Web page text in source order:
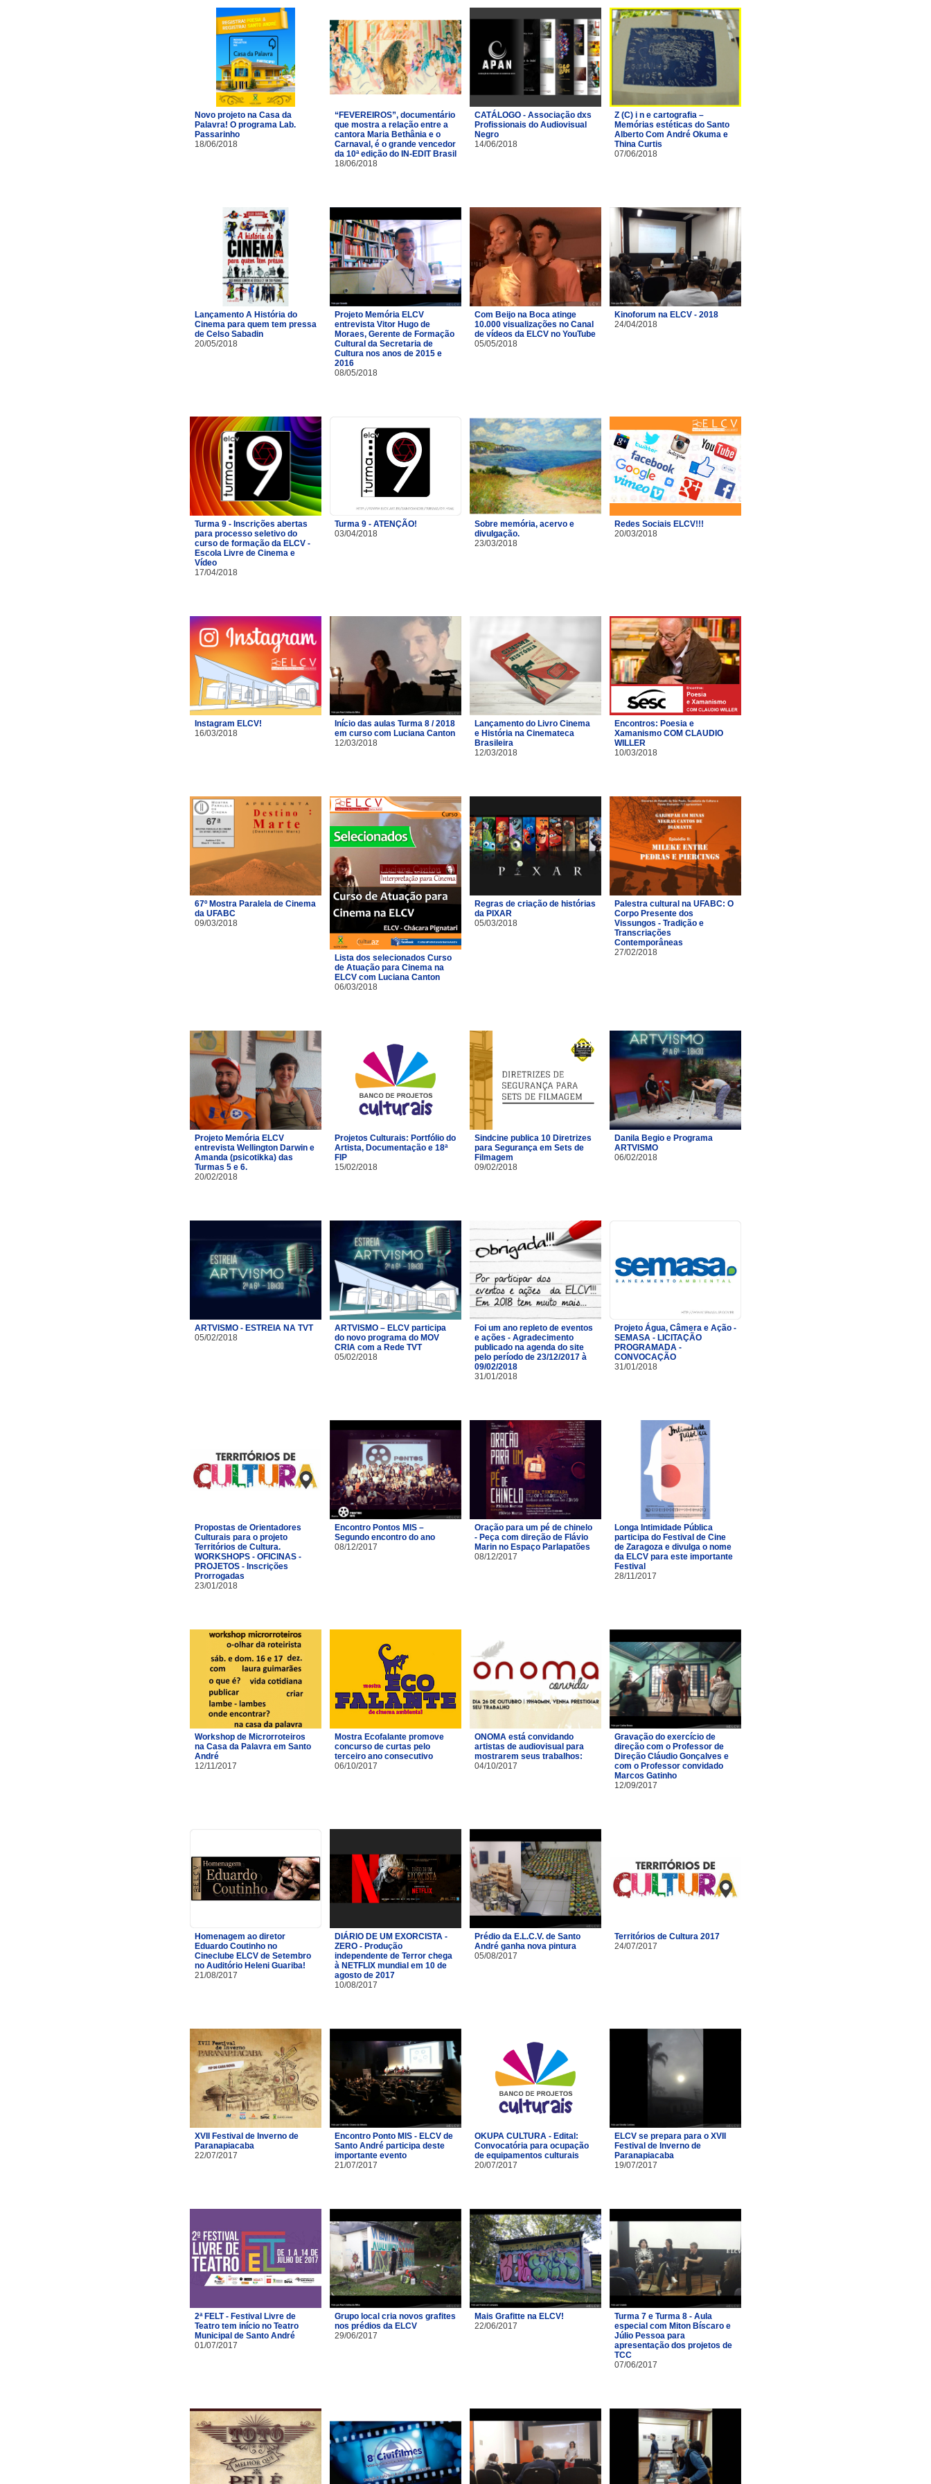
Novo projeto na Casa da
Palavra! O programa Lab.
Passarinho
18/06/2018
“FEVEREIROS”, documentário
que mostra a relação entre a
cantora Maria Bethânia e o
Carnaval, é o grande vencedor
da 10ª edição do IN-EDIT Brasil
18/06/2018
CATÁLOGO - Associação dxs
Profissionais do Audiovisual
Negro
14/06/2018
Z (C) i n e cartografia –
Memórias estéticas do Santo
Alberto Com André Okuma e
Thina Curtis
07/06/2018
Lançamento A História do
Cinema para quem tem pressa
de Celso Sabadin
20/05/2018
Projeto Memória ELCV
entrevista Vitor Hugo de
Moraes, Gerente de Formação
Cultural da Secretaria de
Cultura nos anos de 2015 e
2016
08/05/2018
Com Beijo na Boca atinge
10.000 visualizações no Canal
de vídeos da ELCV no YouTube
05/05/2018
Kinoforum na ELCV - 2018
24/04/2018
Turma 9 - Inscrições abertas
para processo seletivo do
curso de formação da ELCV -
Escola Livre de Cinema e
Vídeo
17/04/2018
Turma 9 - ATENÇÃO!
03/04/2018
Sobre memória, acervo e
divulgação.
23/03/2018
Redes Sociais ELCV!!!
20/03/2018
Instagram ELCV!
16/03/2018
Início das aulas Turma 8 / 2018
em curso com Luciana Canton
12/03/2018
Lançamento do Livro Cinema
e História na Cinemateca
Brasileira
12/03/2018
Encontros: Poesia e
Xamanismo COM CLAUDIO
WILLER
10/03/2018
67º Mostra Paralela de Cinema
da UFABC
09/03/2018
Lista dos selecionados Curso
de Atuação para Cinema na
ELCV com Luciana Canton
06/03/2018
Regras de criação de histórias
da PIXAR
05/03/2018
Palestra cultural na UFABC: O
Corpo Presente dos
Vissungos - Tradição e
Transcriações
Contemporâneas
27/02/2018
Projeto Memória ELCV
entrevista Wellington Darwin e
Amanda (psicotikka) das
Turmas 5 e 6.
20/02/2018
Projetos Culturais: Portfólio do
Artista, Documentação e 18ª
FIP
15/02/2018
Sindcine publica 10 Diretrizes
para Segurança em Sets de
Filmagem
09/02/2018
Danila Begio e Programa
ARTVISMO
06/02/2018
ARTVISMO - ESTREIA NA TVT
05/02/2018
ARTVISMO – ELCV participa
do novo programa do MOV
CRIA com a Rede TVT
05/02/2018
Foi um ano repleto de eventos
e ações - Agradecimento
publicado na agenda do site
pelo período de 23/12/2017 à
09/02/2018
31/01/2018
Projeto Água, Câmera e Ação -
SEMASA - LICITAÇÃO
PROGRAMADA -
CONVOCAÇÃO
31/01/2018
Propostas de Orientadores
Culturais para o projeto
Territórios de Cultura.
WORKSHOPS - OFICINAS -
PROJETOS - Inscrições
Prorrogadas
23/01/2018
Encontro Pontos MIS –
Segundo encontro do ano
08/12/2017
Oração para um pé de chinelo
- Peça com direção de Flávio
Marin no Espaço Parlapatões
08/12/2017
Longa Intimidade Pública
participa do Festival de Cine
de Zaragoza e divulga o nome
da ELCV para este importante
Festival
28/11/2017
Workshop de Microrroteiros
na Casa da Palavra em Santo
André
12/11/2017
Mostra Ecofalante promove
concurso de curtas pelo
terceiro ano consecutivo
06/10/2017
ONOMA está convidando
artistas de audiovisual para
mostrarem seus trabalhos:
04/10/2017
Gravação do exercício de
direção com o Professor de
Direção Cláudio Gonçalves e
com o Professor convidado
Marcos Gatinho
12/09/2017
Homenagem ao diretor
Eduardo Coutinho no
Cineclube ELCV de Setembro
no Auditório Heleni Guariba!
21/08/2017
DIÁRIO DE UM EXORCISTA -
ZERO - Produção
independente de Terror chega
à NETFLIX mundial em 10 de
agosto de 2017
10/08/2017
Prédio da E.L.C.V. de Santo
André ganha nova pintura
05/08/2017
Territórios de Cultura 2017
24/07/2017
XVII Festival de Inverno de
Paranapiacaba
22/07/2017
Encontro Ponto MIS - ELCV de
Santo André participa deste
importante evento
21/07/2017
OKUPA CULTURA - Edital:
Convocatória para ocupação
de equipamentos culturais
20/07/2017
ELCV se prepara para o XVII
Festival de Inverno de
Paranapiacaba
19/07/2017
2ª FELT - Festival Livre de
Teatro tem início no Teatro
Municipal de Santo André
01/07/2017
Grupo local cria novos grafites
nos prédios da ELCV
29/06/2017
Mais Grafitte na ELCV!
22/06/2017
Turma 7 e Turma 8 - Aula
especial com Miton Bíscaro e
Júlio Pessoa para
apresentação dos projetos de
TCC
07/06/2017